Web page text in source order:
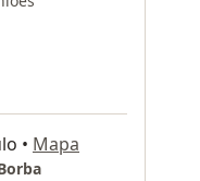
• Mapa